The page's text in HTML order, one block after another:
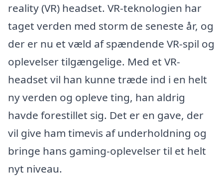
reality (VR) headset. VR-teknologien har
taget verden med storm de seneste år, og
der er nu et væld af spændende VR-spil og
oplevelser tilgængelige. Med et VR-
headset vil han kunne træde ind i en helt
ny verden og opleve ting, han aldrig
havde forestillet sig. Det er en gave, der
vil give ham timevis af underholdning og
bringe hans gaming-oplevelser til et helt
nyt niveau.